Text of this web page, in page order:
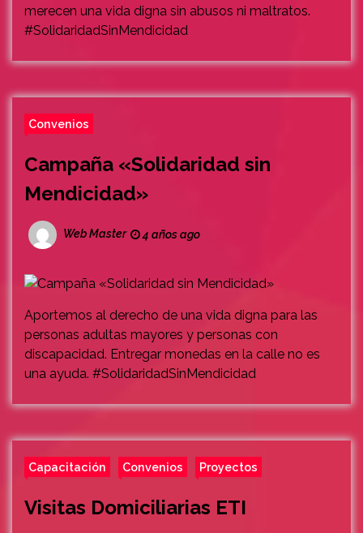
merecen una vida digna sin abusos ni maltratos.
#SolidaridadSinMendicidad
Convenios
Campaña «Solidaridad sin
Mendicidad»
Web Master 4 años ago
Aportemos al derecho de una vida digna para las
personas adultas mayores y personas con
discapacidad. Entregar monedas en la calle no es
una ayuda. #SolidaridadSinMendicidad
Capacitación Convenios Proyectos
Visitas Domiciliarias ETI